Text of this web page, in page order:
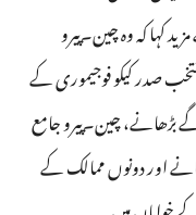
کہا کہ وہ چین۔پیرو
صدر کیکو فوجیموری کے
بڑھانے، چین۔پیرو جامع
اور دونوں ممالک کے